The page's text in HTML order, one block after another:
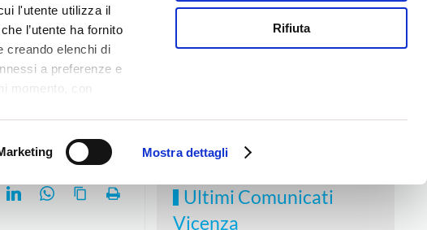
l'utente utilizza il
l’utente ha fornito
creando elenchi di
a preferenze e
momento, con
la ns. Cookie Policy.
Mostra dettagli
Rifiuta
NEWS CONTATTI
Ultimi Comunicati
Vicenza